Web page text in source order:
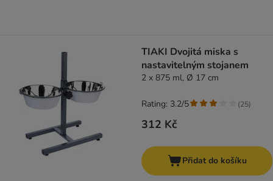
TIAKI Dvojitá miska s
nastavitelným stojanem
2 x 875 ml, Ø 17 cm
312 Kč
Rating: 3.2/5 (25)
Přidat do košíku